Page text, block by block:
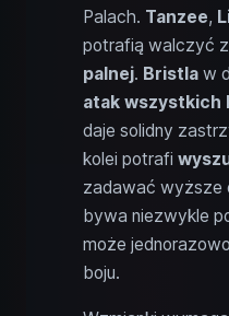
Palach. Tanzee,
potrafią walczyć
palnej. Bristla w
atak wszystkich
daje solidny
kolei potrafi
zadawać wyższe
bywa niezwykle
może jednorazowo
boju.